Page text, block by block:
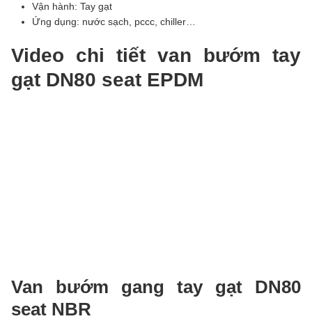
Vận hành: Tay gạt
Ứng dụng: nước sạch, pccc, chiller…
Video chi tiết van bướm tay
gạt DN80 seat EPDM
Van bướm gang tay gạt DN80
seat NBR